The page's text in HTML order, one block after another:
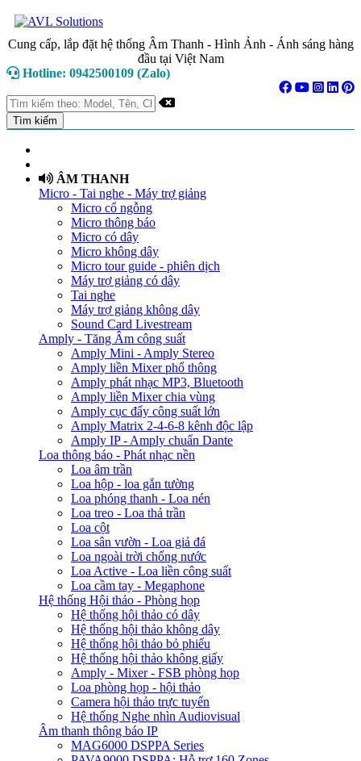
Cung cấp, lắp đặt hệ thống Âm Thanh - Hình Ảnh - Ánh sáng hàng
đầu tại Việt Nam
Hotline: 0942500109 (Zalo)
ÂM THANH
Micro - Tai nghe - Máy trợ giảng
Micro cổ ngỗng
Micro thông báo
Micro có dây
Micro không dây
Micro tour guide - phiên dịch
Máy trợ giảng có dây
Tai nghe
Máy trợ giảng không dây
Sound Card Livestream
Amply - Tăng Âm công suất
Amply Mini - Amply Stereo
Amply liền Mixer phổ thông
Amply phát nhạc MP3, Bluetooth
Amply liền Mixer chia vùng
Amply cục đẩy công suất lớn
Amply Matrix 2-4-6-8 kênh độc lập
Amply IP - Amply chuẩn Dante
Loa thông báo - Phát nhạc nền
Loa âm trần
Loa hộp - loa gắn tường
Loa phóng thanh - Loa nén
Loa treo - Loa thả trần
Loa cột
Loa sân vườn - Loa giả đá
Loa ngoài trời chống nước
Loa Active - Loa liền công suất
Loa cầm tay - Megaphone
Hệ thống Hội thảo - Phòng họp
Hệ thống hội thảo có dây
Hệ thống hội thảo không dây
Hệ thống hội thảo bỏ phiếu
Hệ thống hội thảo không giấy
Amply - Mixer - FSB phòng họp
Loa phòng họp - hội thảo
Camera hội thảo trực tuyến
Hệ thống Nghe nhìn Audiovisual
Âm thanh thông báo IP
MAG6000 DSPPA Series